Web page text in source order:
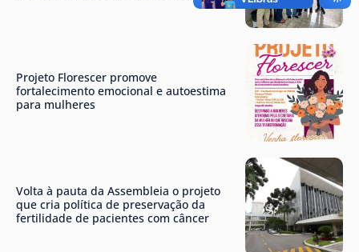
Projeto Florescer promove
fortalecimento emocional e autoestima
para mulheres
Volta à pauta da Assembleia o projeto
que cria política de preservação da
fertilidade de pacientes com câncer